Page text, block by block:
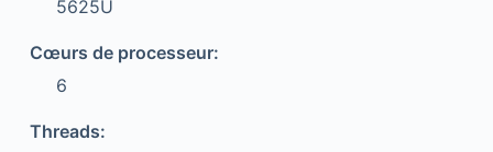
5625U
Cœurs de processeur:
6
Threads: